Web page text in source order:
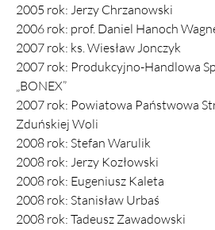
2005 rok: Jerzy Chrzanowski
2006 rok: prof. Daniel Hanoch
2007 rok: ks. Wiesław Jonczyk
2007 rok: Produkcyjno-Handlowa
„BONEX”
2007 rok: Powiatowa Państwowa
Zduńskiej Woli
2008 rok: Stefan Warulik
2008 rok: Jerzy Kozłowski
2008 rok: Eugeniusz Kaleta
2008 rok: Stanisław Urbaś
2008 rok: Tadeusz Zawadowski